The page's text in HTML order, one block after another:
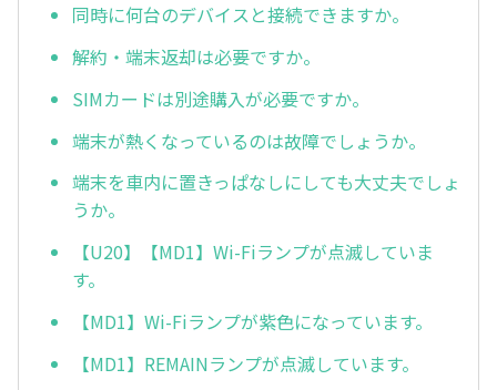
同時に何台のデバイスと接続できますか。
解約・端末返却は必要ですか。
SIMカードは別途購入が必要ですか。
端末が熱くなっているのは故障でしょうか。
端末を車内に置きっぱなしにしても大丈夫でしょ
うか。
【U20】【MD1】Wi-Fiランプが点滅していま
す。
【MD1】Wi-Fiランプが紫色になっています。
【MD1】REMAINランプが点滅しています。